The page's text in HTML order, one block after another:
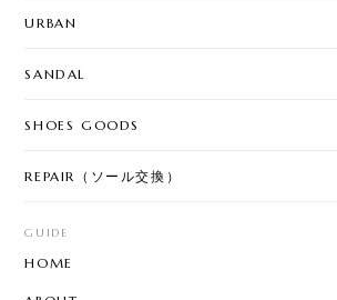
URBAN
SANDAL
SHOES GOODS
REPAIR（ソール交換）
GUIDE
HOME